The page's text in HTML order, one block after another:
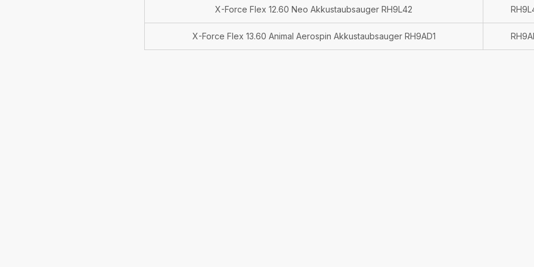
X-Force Flex 12.60 Neo Akkustaubsauger RH9L42
X-Force Flex 13.60 Animal Aerospin Akkustaubsauger RH9AD1